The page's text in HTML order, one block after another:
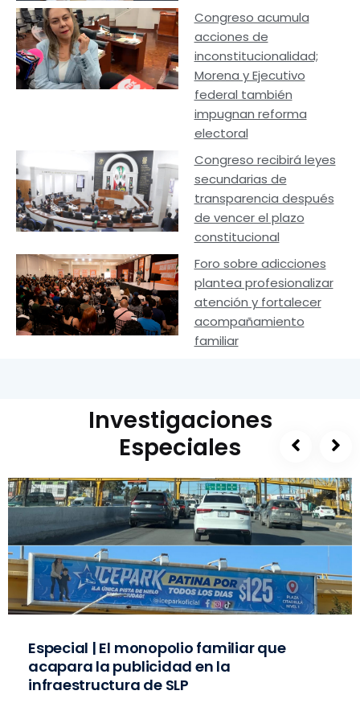
Congreso acumula
acciones de
inconstitucionalidad;
Morena y Ejecutivo
federal también
impugnan reforma
electoral
Congreso recibirá leyes
secundarias de
transparencia después
de vencer el plazo
constitucional
Foro sobre adicciones
plantea profesionalizar
atención y fortalecer
acompañamiento
familiar
Investigaciones
Especiales
Especial | El monopolio familiar que
acapara la publicidad en la
infraestructura de SLP